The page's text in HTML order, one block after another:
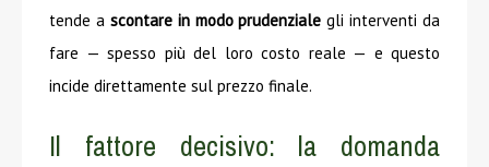
tende a scontare in modo prudenziale gli interventi da
fare — spesso più del loro costo reale — e questo
incide direttamente sul prezzo finale.
Il fattore decisivo: la domanda